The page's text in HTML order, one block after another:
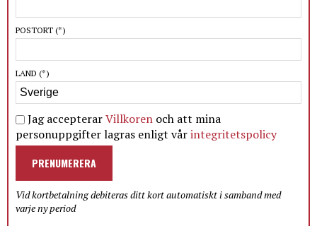
POSTORT (*)
LAND (*)
Jag accepterarVillkoren och att mina
personuppgifter lagras enligt vårintegritetspolicy
PRENUMERERA
Vid kortbetalning debiteras ditt kort automatiskt i samband med
varje ny period